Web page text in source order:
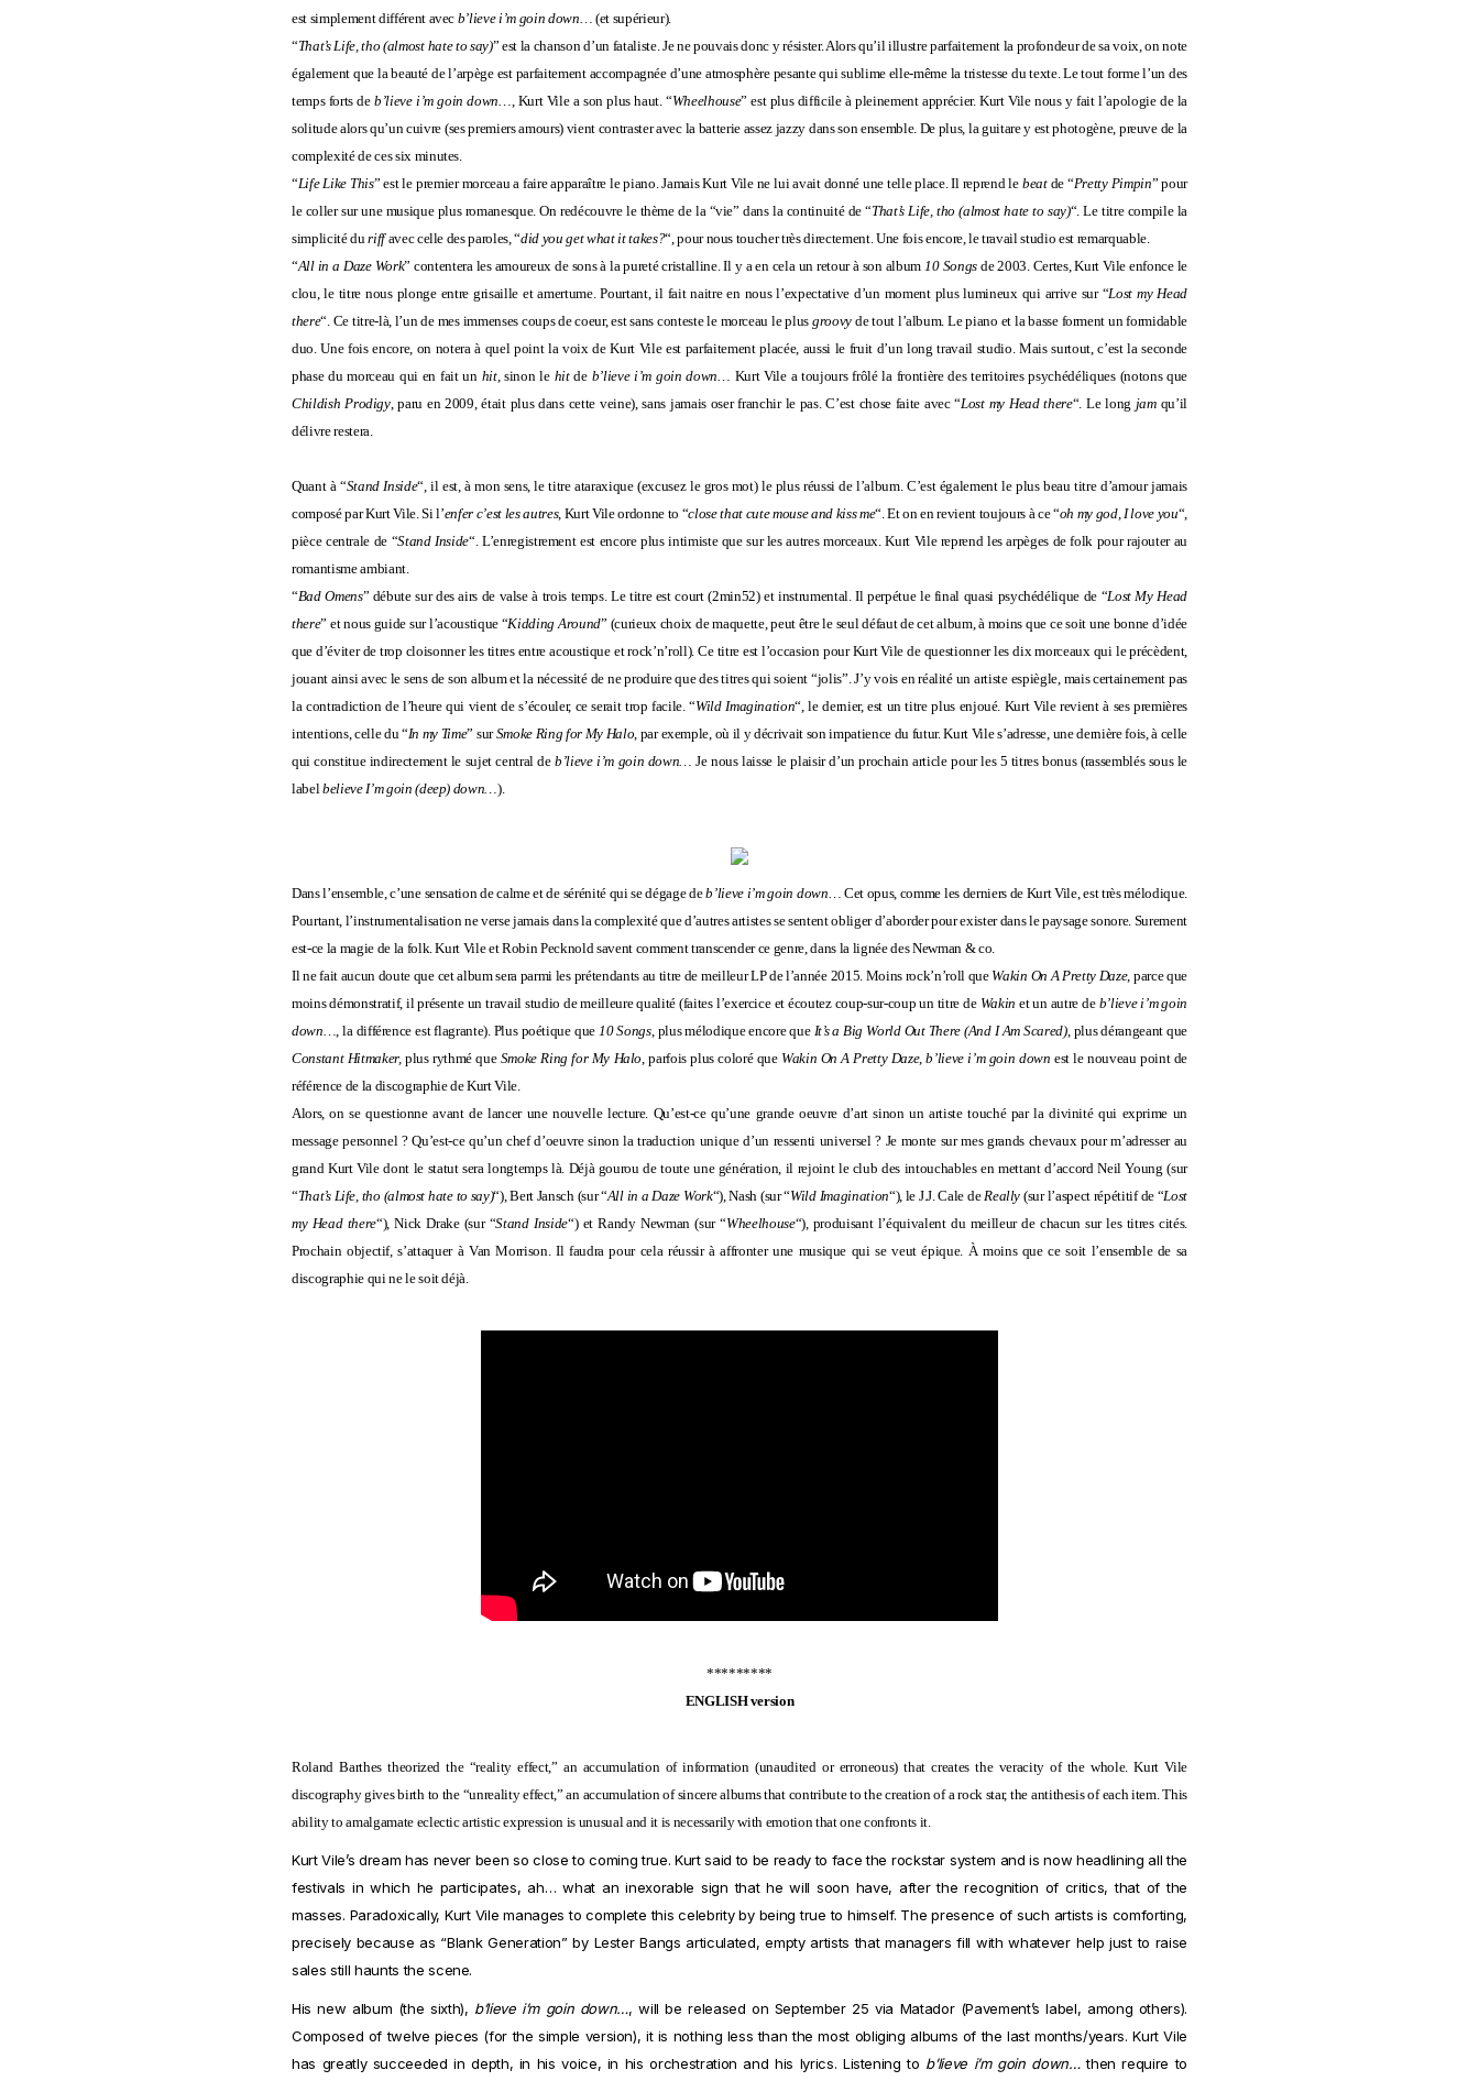
est simplement différent avec b’lieve i’m goin down… (et supérieur).
“That’s Life, tho (almost hate to say)” est la chanson d’un fataliste. Je ne pouvais donc y résister. Alors qu’il illustre parfaitement la profondeur de sa voix, on note
également que la beauté de l’arpège est parfaitement accompagnée d’une atmosphère pesante qui sublime elle-même la tristesse du texte. Le tout forme l’un des
temps forts deb’lieve i’m goin down…, Kurt Vile a son plus haut. “Wheelhouse” est plus difficile à pleinement apprécier. Kurt Vile nous y fait l’apologie de la
solitude alors qu’un cuivre (ses premiers amours) vient contraster avec la batterie assez jazzy dans son ensemble. De plus, la guitare y est photogène, preuve de la
complexité de ces six minutes.
“Life Like This” est le premier morceau a faire apparaître le piano. Jamais Kurt Vile ne lui avait donné une telle place. Il reprend le beatde “Pretty Pimpin” pour
le coller sur une musique plus romanesque. On redécouvre le thème de la “vie” dans la continuité de “That’s Life, tho (almost hate to say)“. Le titre compile la
simplicité duriffavec celle des paroles, “did you get what it takes?“, pour nous toucher très directement. Une fois encore, le travail studio est remarquable.
“All in a Daze Work” contentera les amoureux de sons à la pureté cristalline. Il y a en cela un retour à son album10 Songs de 2003. Certes, Kurt Vile enfonce le
clou, le titre nous plonge entre grisaille et amertume. Pourtant, il fait naitre en nous l’expectative d’un moment plus lumineux qui arrive sur “Lost my Head
there“. Ce titre-là, l’un de mes immenses coups de coeur, est sans conteste le morceau le plus groovyde tout l’album. Le piano et la basse forment un formidable
duo. Une fois encore, on notera à quel point la voix de Kurt Vile est parfaitement placée, aussi le fruit d’un long travail studio. Mais surtout, c’est la seconde
phase du morceau qui en fait un hit, sinon le hitde b’lieve i’m goin down… Kurt Vile a toujours frôlé la frontière des territoires psychédéliques (notons que
Childish Prodigy, paru en 2009, était plus dans cette veine), sans jamais oser franchir le pas. C’est chose faite avec “Lost my Head there“. Le long jamqu’il
délivre restera.
Quant à “Stand Inside“, il est, à mon sens, le titre ataraxique (excusez le gros mot) le plus réussi de l’album. C’est également le plus beau titre d’amour jamais
composé par Kurt Vile. Si l’enfer c’est les autres, Kurt Vile ordonne to “close that cute mouse and kiss me“. Et on en revient toujours à ce “oh my god, I love you“,
pièce centrale de “Stand Inside“. L’enregistrement est encore plus intimiste que sur les autres morceaux. Kurt Vile reprend les arpèges de folk pour rajouter au
romantisme ambiant.
“Bad Omens” débute sur des airs de valse à trois temps. Le titre est court (2min52) et instrumental. Il perpétue le final quasi psychédélique de “Lost My Head
there” et nous guide sur l’acoustique “Kidding Around” (curieux choix de maquette, peut être le seul défaut de cet album, à moins que ce soit une bonne d’idée
que d’éviter de trop cloisonner les titres entre acoustique et rock’n’roll). Ce titre est l’occasion pour Kurt Vile de questionner les dix morceaux qui le précèdent,
jouant ainsi avec le sens de son album et la nécessité de ne produire que des titres qui soient “jolis”. J’y vois en réalité un artiste espiègle, mais certainement pas
la contradiction de l’heure qui vient de s’écouler, ce serait trop facile. “Wild Imagination“, le dernier, est un titre plus enjoué. Kurt Vile revient à ses premières
intentions, celle du “In my Time” surSmoke Ring for My Halo, par exemple, où il y décrivait son impatience du futur. Kurt Vile s’adresse, une dernière fois, à celle
qui constitue indirectement le sujet central deb’lieve i’m goin down…Je nous laisse le plaisir d’un prochain article pour les 5 titres bonus(rassemblés sous le
labelbelieve I’m goin (deep) down…).
Dans l’ensemble, c’une sensation de calme et de sérénité qui se dégage deb’lieve i’m goin down… Cet opus, comme les derniers de Kurt Vile, est très mélodique.
Pourtant, l’instrumentalisation ne verse jamais dans la complexité que d’autres artistes se sentent obliger d’aborder pour exister dans le paysage sonore. Surement
est-ce la magie de la folk. Kurt Vile et Robin Pecknold savent comment transcender ce genre, dans la lignée des Newman & co.
Il ne fait aucun doute que cet album sera parmi les prétendants au titre de meilleur LP de l’année 2015. Moins rock’n’roll que Wakin On A Pretty Daze, parce que
moins démonstratif, il présente un travail studio de meilleure qualité (faites l’exercice et écoutez coup-sur-coup un titre de Wakin et un autre de b’lieve i’m goin
down…, la différence est flagrante). Plus poétique que10 Songs, plus mélodique encore que It’s a Big World Out There (And I Am Scared), plus dérangeant que
Constant Hitmaker,plus rythmé que Smoke Ring for My Halo, parfois plus coloré que Wakin On A Pretty Daze, b’lieve i’m goin down est le nouveau point de
référence de la discographie de Kurt Vile.
Alors, on se questionne avant de lancer une nouvelle lecture. Qu’est-ce qu’une grande oeuvre d’art sinon un artiste touché par la divinité qui exprime un
message personnel ? Qu’est-ce qu’un chef d’oeuvre sinon la traduction unique d’un ressenti universel ? Je monte sur mes grands chevaux pour m’adresser au
grand Kurt Vile dont le statut sera longtemps là. Déjà gourou de toute une génération, il rejoint le club des intouchables en mettant d’accord Neil Young (sur
“That’s Life, tho (almost hate to say)“),Bert Jansch(sur “All in a Daze Work“), Nash (sur “Wild Imagination“), le J.J. Cale deReally (sur l’aspect répétitif de “Lost
my Head there“),Nick Drake(sur “Stand Inside“) etRandy Newman(sur “Wheelhouse“), produisant l’équivalent du meilleur de chacun sur les titres cités.
Prochain objectif, s’attaquer à Van Morrison. Il faudra pour cela réussir à affronter une musique qui se veut épique. À moins que ce soit l’ensemble de sa
discographie qui ne le soit déjà.
*********
ENGLISH version
Roland Barthes theorized the “reality effect,” an accumulation of information (unaudited or erroneous) that creates the veracity of the whole. Kurt Vile
discography gives birth to the “unreality effect,” an accumulation of sincere albums that contribute to the creation of a rock star, the antithesis of each item. This
ability to amalgamate eclectic artistic expression is unusual and it is necessarily with emotion that one confronts it.
Kurt Vile’s dream has never been so close to coming true. Kurt said to be ready to face the rockstar system and is now headlining all the
festivals in which he participates, ah… what an inexorable sign that he will soon have, after the recognition of critics, that of the
masses. Paradoxically, Kurt Vile manages to complete this celebrity by being true to himself. The presence of such artists is comforting,
precisely because as “Blank Generation” by Lester Bangs articulated, empty artists that managers fill with whatever help just to raise
sales still haunts the scene.
His new album (the sixth), b’lieve i’m goin down…, will be released on September 25 via Matador (Pavement’s label, among others).
Composed of twelve pieces (for the simple version), it is nothing less than the most obliging albums of the last months/years. Kurt Vile
has greatly succeeded in depth, in his voice, in his orchestration and his lyrics. Listening to b’lieve i’m goin down…then require to